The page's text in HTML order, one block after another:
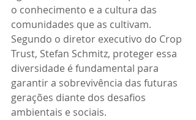
o conhecimento e a cultura das
comunidades que as cultivam.
Segundo o diretor executivo do Crop
Trust, Stefan Schmitz, proteger essa
diversidade é fundamental para
garantir a sobrevivência das futuras
gerações diante dos desafios
ambientais e sociais.